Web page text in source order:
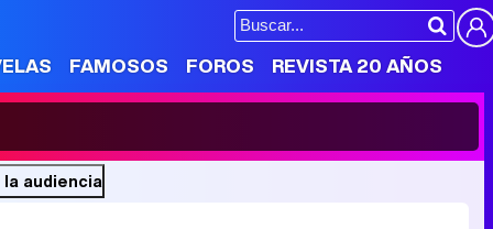
FAMOSOS FOROS REVISTA 20 AÑOS
audiencia